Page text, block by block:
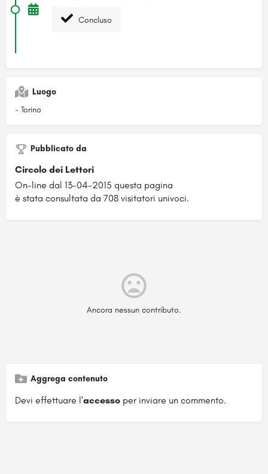
Concluso
Luogo
- Torino
Pubblicato da
Circolo dei Lettori
On-line dal 13-04-2015 questa pagina
è stata consultata da 708 visitatori univoci.
Ancora nessun contributo.
Aggrega contenuto
Devi effettuare l'accesso per inviare un commento.